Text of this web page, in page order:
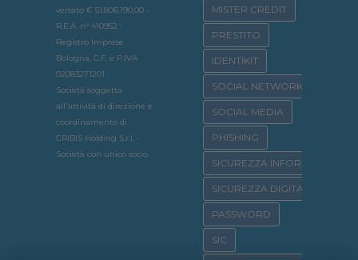
versato € 51.806.190,00 •
R.E.A. n° 410952 •
Registro Imprese
Bologna, C.F. e P.IVA
02083271201
Società soggetta
all'attività di direzione e
coordinamento di
CRIBIS Holding S.r.l. -
Società con unico socio
MISTER CREDIT
PRESTITO
IDENTIKIT
SOCIAL NETWORK
SOCIAL MEDIA
PHISHING
SICUREZZA INFORMATICA
SICUREZZA DIGITALE
PASSWORD
SIC